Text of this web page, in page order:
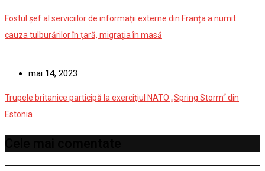
Fostul șef al serviciilor de informații externe din Franța a numit
cauza tulburărilor în țară, migrația în masă
mai 14, 2023
Trupele britanice participă la exerciţiul NATO „Spring Storm“ din
Estonia